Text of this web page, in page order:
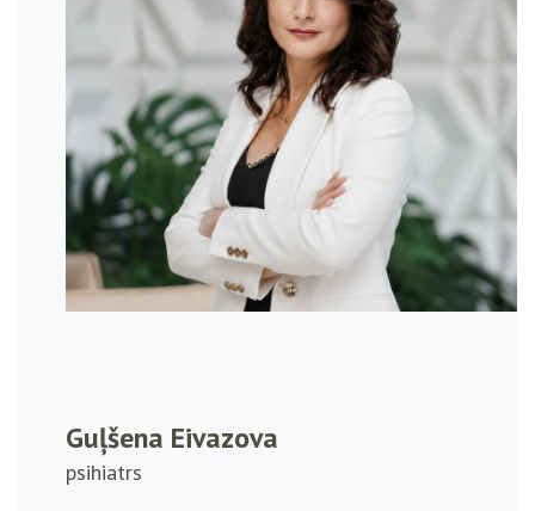
Guļšena Eivazova
psihiatrs